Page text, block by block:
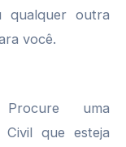
qualquer outra
você.
uma
Civil que esteja